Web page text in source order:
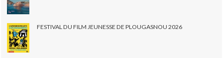
FESTIVAL DU FILM JEUNESSE DE PLOUGASNOU 2026